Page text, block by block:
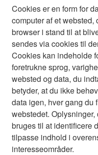
Cookies er en form for
computer af et websted,
browser i stand til at
sendes via cookies til
Cookies kan indeholde
foretrukne sprog,
websted og data, du
betyder, at du ikke
data igen, hver gang du
webstedet.
bruges til at identificere
tilpasse indhold i
interesseområder.